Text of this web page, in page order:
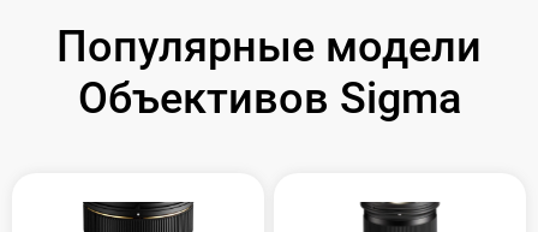
Популярные модели
Объективов Sigma